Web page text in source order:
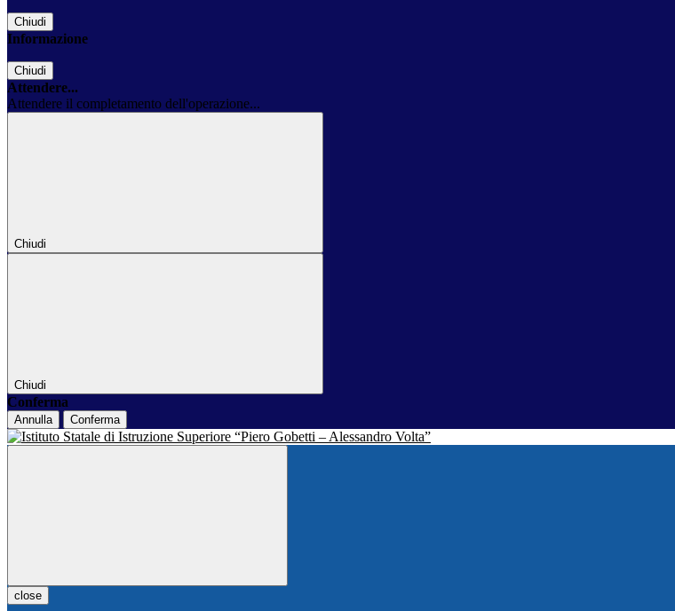
Chiudi
Informazione
Chiudi
Attendere...
Attendere il completamento dell'operazione...
Chiudi
Chiudi
Conferma
Annulla Conferma
close